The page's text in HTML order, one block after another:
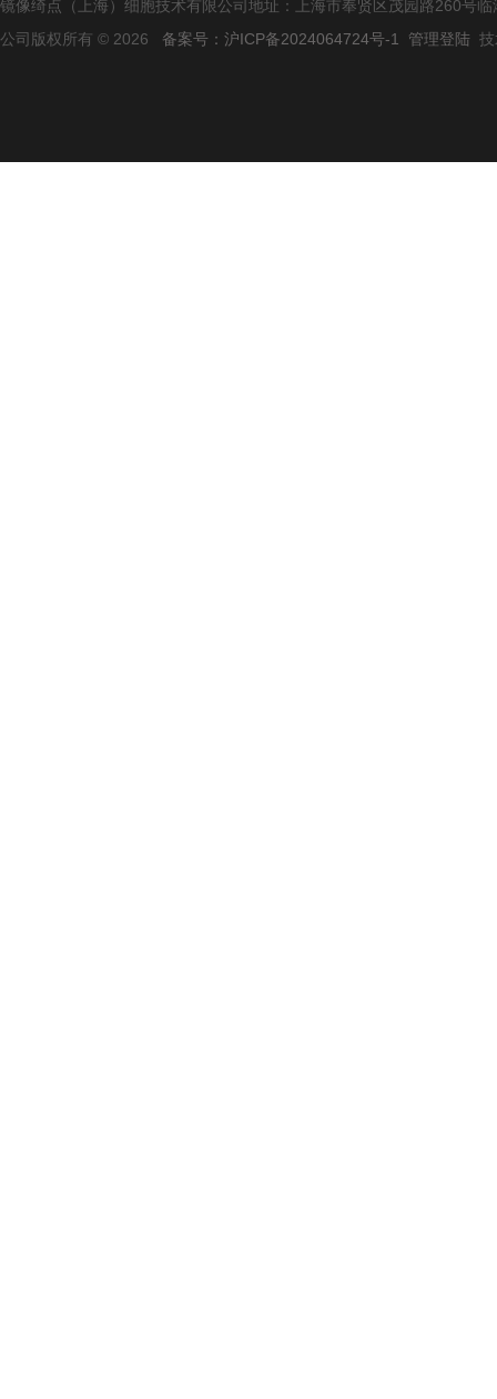
镜像绮点（上海）细胞技术有限公司地址：上海市奉贤区茂园路260号
公司版权所有 © 2026 备案号：沪ICP备2024064724号-1 管理登陆